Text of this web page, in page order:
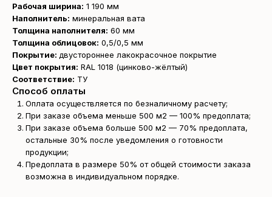
Рабочая ширина: 1 190 мм
Наполнитель: минеральная вата
Толщина наполнителя: 60 мм
Толщина облицовок: 0,5/0,5 мм
Покрытие: двустороннее лакокрасочное покрытие
Цвет покрытия: RAL 1018 (цинково-жёлтый)
Соответствие: ТУ
Способ оплаты
Оплата осуществляется по безналичному расчету;
При заказе объема меньше 500 м2 — 100% предоплата;
При заказе объема больше 500 м2 — 70% предоплата,
остальные 30% после уведомления о готовности
продукции;
Предоплата в размере 50% от общей стоимости заказа
возможна в индивидуальном порядке.
Получите
бесплатный расчёт